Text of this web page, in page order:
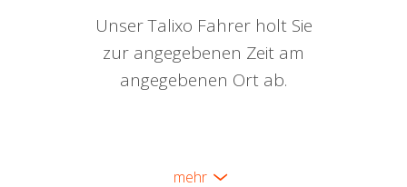
Unser Talixo Fahrer holt Sie
zur angegebenen Zeit am
angegebenen Ort ab.
mehr